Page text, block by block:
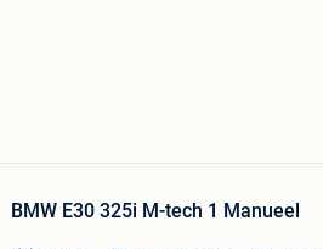
BMW E30 325i M-tech 1 Manueel